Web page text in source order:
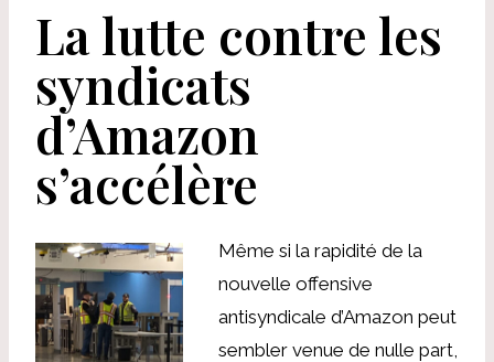
La lutte contre les
syndicats
d’Amazon
s’accélère
Même si la rapidité de la
nouvelle offensive
antisyndicale d’Amazon peut
sembler venue de nulle part,